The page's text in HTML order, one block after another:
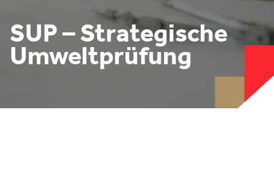
SUP – Strategische
Umweltprüfung